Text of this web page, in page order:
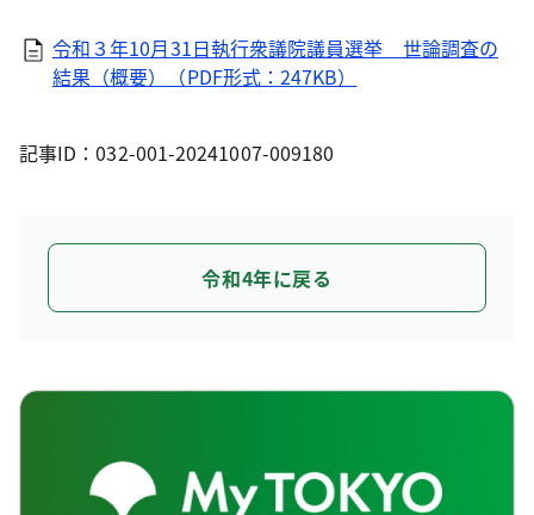
令和３年10月31日執行衆議院議員選挙 世論調査の
結果（概要）（PDF形式：247KB）
記事ID：032-001-20241007-009180
令和4年に戻る